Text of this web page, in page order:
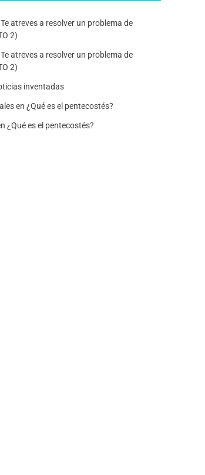
atreves a resolver un problema de
2)
atreves a resolver un problema de
2)
inventadas
en ¿Qué es el pentecostés?
¿Qué es el pentecostés?